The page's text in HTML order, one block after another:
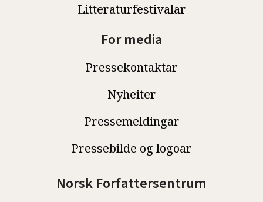
Litteraturfestivalar
For media
Pressekontaktar
Nyheiter
Pressemeldingar
Pressebilde og logoar
Norsk Forfattersentrum